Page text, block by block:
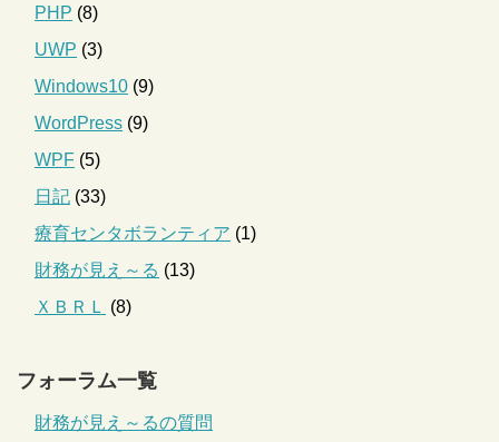
PHP (8)
UWP (3)
Windows10 (9)
WordPress (9)
WPF (5)
日記 (33)
療育センタボランティア (1)
財務が見え～る (13)
ＸＢＲＬ (8)
フォーラム一覧
財務が見え～るの質問